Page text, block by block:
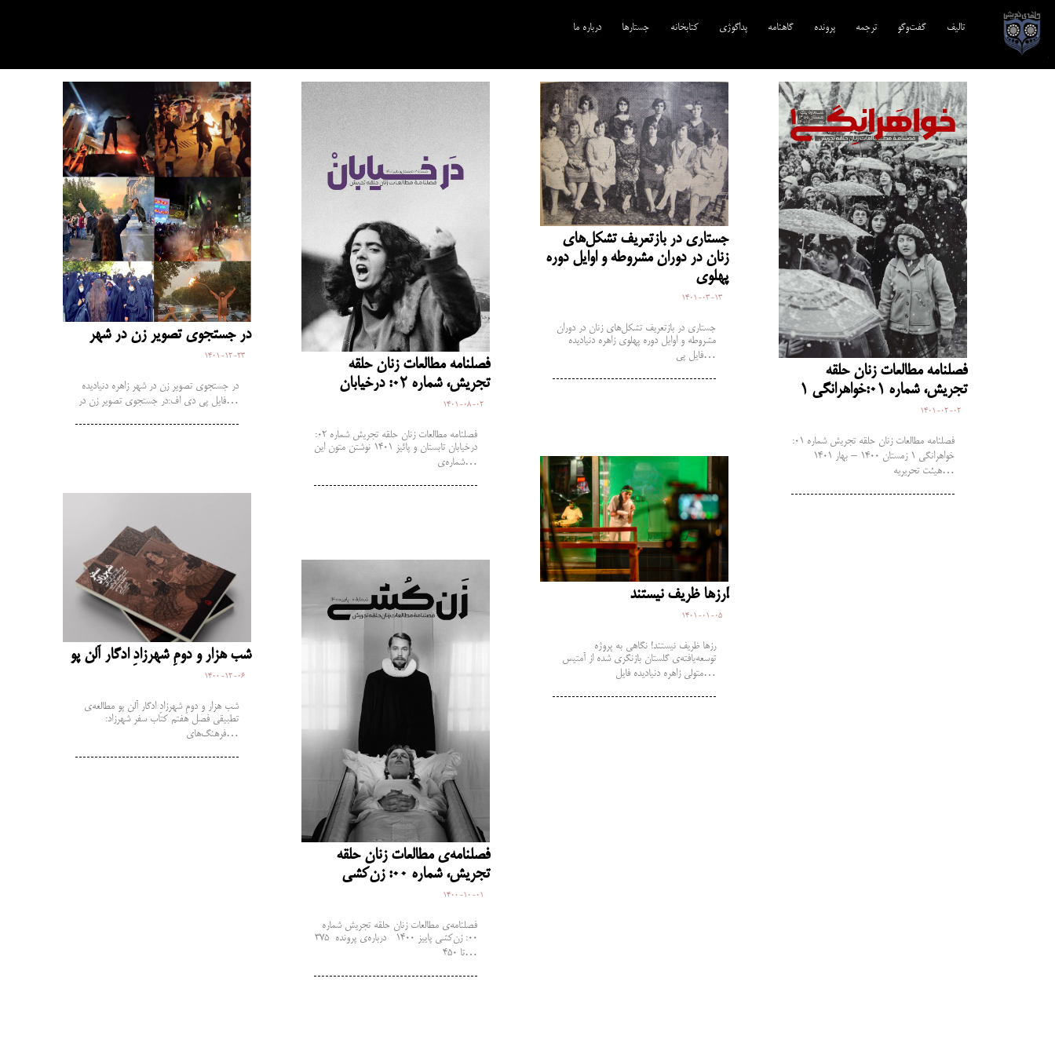
تالیف‎‌ گفت‌وگو ترجمه‌ پرونده گاهنامه پداگوژی کتابخانه جستارها درباره ما
در جستجوی تصویر زن در شهر
1401-12-23
در جستجوی تصویر زن در شهر زاهره دنیادیده
فایل پی دی اف:در جستجوی تصویر زن در…
فصلنامه مطالعات زنان حلقه
تجریش، شماره 02: درخیابان
1401-08-02
فصلنامه مطالعات زنان حلقه تجریش شماره 02:
درخیابان تابستان و پائیز 1401 نوشتن متون این
شماره‌ی…
جستاری در بازتعریف تشکل‌های
زنان در دوران مشروطه و اوایل دوره
پهلوی
1401-03-13
جستاری در بازتعریف تشکل‌های زنان در دوران
مشروطه و اوایل دوره پهلوی زاهره دنیادیده
فایل پی…
فصلنامه مطالعات زنان حلقه
تجریش، شماره 01:خواهرانگی 1
1401-02-02
فصلنامه مطالعات زنان حلقه تجریش شماره 01:
خواهرانگی 1 زمستان 1400 – بهار 1401
هیئت تحریریه…
رزها ظریف نیستند!
1401-01-05
رزها ظریف نیستند! نگاهی به پروژه
توسعه‌یافته‌ی گلستان بازنگری شده از آمتیس
متولی زاهره دنیادیده فایل…
شب هزار و دومِ شهرزادِ ادگار آلن پو
1400-12-06
شب هزار و دومِ شهرزادِ ادگار آلن پو مطالعه‌ی
تطبیقی فصل هفتم کتاب سفر شهرزاد:
فرهنگ‌های…
فصلنامه‌ی مطالعات زنان حلقه
تجریش، شماره 00: زن‌کشی
1400-10-01
00: زن‌کشی پاییز 1400 درباره‌ی پرونده ۳۷۵
تا ۴۵۰…